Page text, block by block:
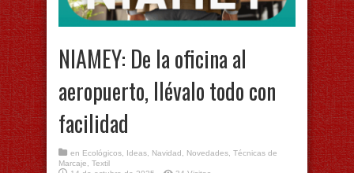
NIAMEY: De la oficina al
aeropuerto, llévalo todo con
facilidad
en Ecológicos Ideas Navidad Novedades Técnicas de
Marcaje
Textil